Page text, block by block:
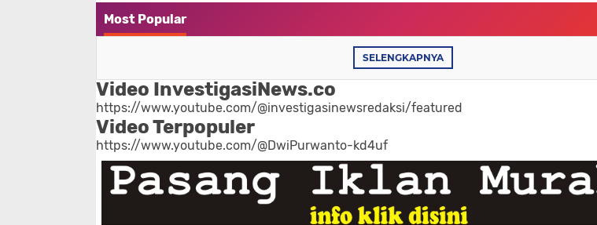
Most Popular
SELENGKAPNYA
Video InvestigasiNews.co
https://www.youtube.com/@investigasinewsredaksi/featured
Video Terpopuler
https://www.youtube.com/@DwiPurwanto-kd4uf